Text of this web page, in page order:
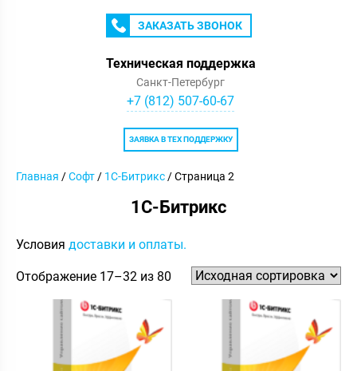
ЗАКАЗАТЬ ЗВОНОК
Техническая поддержка
Санкт-Петербург
+7 (812) 507-60-67
ЗАЯВКА В ТЕХ ПОДДЕРЖКУ
Главная /Софт / 1С-Битрикс / Страница 2
1С-Битрикс
Условия доставки и оплаты.
Отображение 17–32 из 80